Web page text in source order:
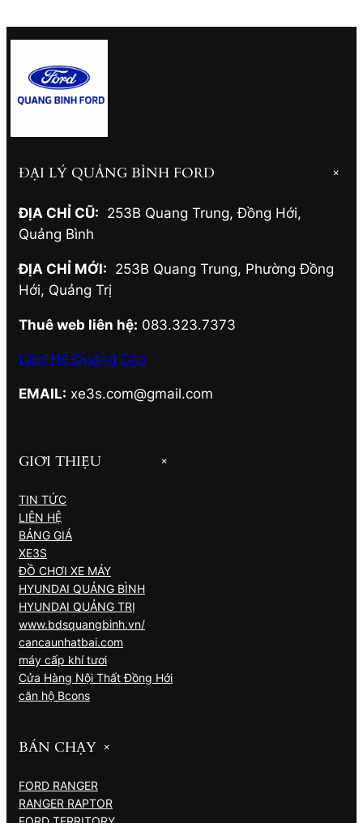
ĐẠI LÝ QUẢNG BÌNH FORD +
ĐỊA CHỈ CŨ: 253B Quang Trung, Đồng Hới,
Quảng Bình
ĐỊA CHỈ MỚI: 253B Quang Trung, Phường Đồng
Hới, Quảng Trị
Thuê web liên hệ: 083.323.7373
Liên Hệ Quảng Cáo
EMAIL: xe3s.com@gmail.com
GIỚI THIỆU +
TIN TỨC
LIÊN HỆ
BẢNG GIÁ
XE3S
ĐỒ CHƠI XE MÁY
HYUNDAI QUẢNG BÌNH
HYUNDAI QUẢNG TRỊ
www.bdsquangbinh.vn/
cancaunhatbai.com
máy cấp khí tươi
Cửa Hàng Nội Thất Đồng Hới
căn hộ Bcons
BÁN CHẠY +
FORD RANGER
RANGER RAPTOR